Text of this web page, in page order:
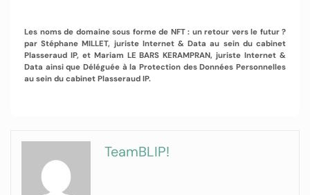
Les noms de domaine sous forme de NFT : un retour vers le futur ?
par Stéphane MILLET, juriste Internet & Data au sein du cabinet
Plasseraud IP, et Mariam LE BARS KERAMPRAN, juriste Internet &
Data ainsi que Déléguée à la Protection des Données Personnelles
au sein du cabinet Plasseraud IP.
TeamBLIP!